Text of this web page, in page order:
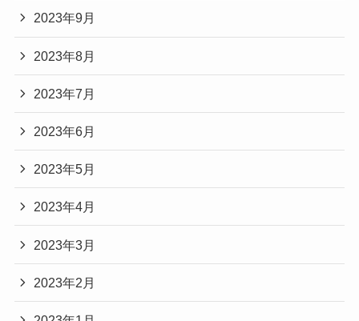
2023年9月
2023年8月
2023年7月
2023年6月
2023年5月
2023年4月
2023年3月
2023年2月